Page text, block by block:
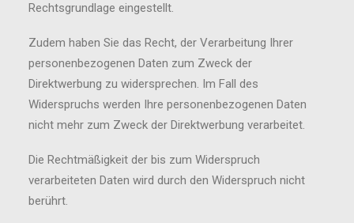
Rechtsgrundlage eingestellt.
Zudem haben Sie das Recht, der Verarbeitung Ihrer
personenbezogenen Daten zum Zweck der
Direktwerbung zu widersprechen. Im Fall des
Widerspruchs werden Ihre personenbezogenen Daten
nicht mehr zum Zweck der Direktwerbung verarbeitet.
Die Rechtmäßigkeit der bis zum Widerspruch
verarbeiteten Daten wird durch den Widerspruch nicht
berührt.